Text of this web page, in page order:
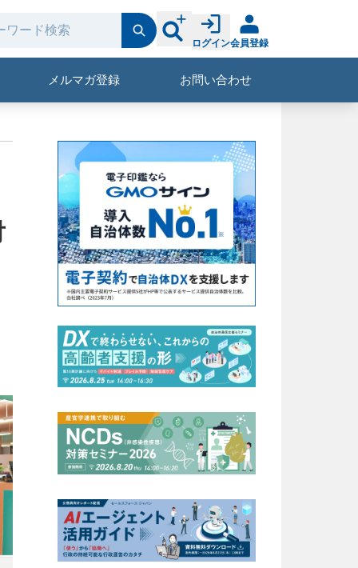
ログイン会員登録
メルマガ登録 お問い合わせ